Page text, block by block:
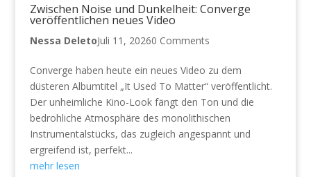
Zwischen Noise und Dunkelheit: Converge
veröffentlichen neues Video
Nessa DeletoJuli 11, 20260 Comments
Converge haben heute ein neues Video zu dem
düsteren Albumtitel „It Used To Matter“ veröffentlicht.
Der unheimliche Kino-Look fängt den Ton und die
bedrohliche Atmosphäre des monolithischen
Instrumentalstücks, das zugleich angespannt und
ergreifend ist, perfekt...
mehr lesen